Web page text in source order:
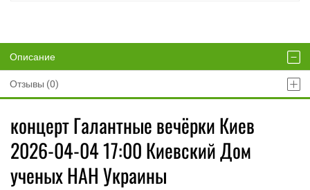
Описание
Отзывы (0)
концерт Галантные вечёрки Киев
2026-04-04 17:00 Киевский Дом
ученых НАН Украины